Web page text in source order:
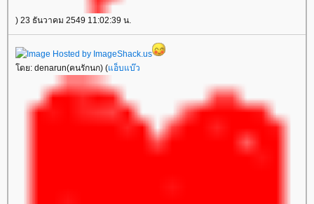
) 23 ธันวาคม 2549 11:02:39 น.
โดย: denarun(คนรักนก) (แอ็บแบ๊ว